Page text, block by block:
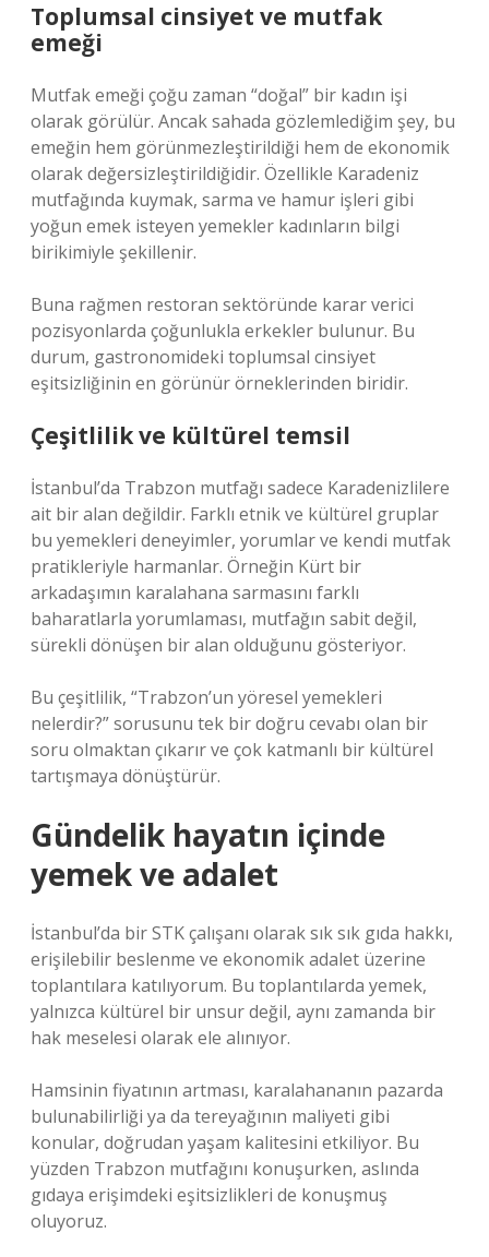
Toplumsal cinsiyet ve mutfak
emeği
Mutfak emeği çoğu zaman “doğal” bir kadın işi
olarak görülür. Ancak sahada gözlemlediğim şey, bu
emeğin hem görünmezleştirildiği hem de ekonomik
olarak değersizleştirildiğidir. Özellikle Karadeniz
mutfağında kuymak, sarma ve hamur işleri gibi
yoğun emek isteyen yemekler kadınların bilgi
birikimiyle şekillenir.
Buna rağmen restoran sektöründe karar verici
pozisyonlarda çoğunlukla erkekler bulunur. Bu
durum, gastronomideki toplumsal cinsiyet
eşitsizliğinin en görünür örneklerinden biridir.
Çeşitlilik ve kültürel temsil
İstanbul’da Trabzon mutfağı sadece Karadenizlilere
ait bir alan değildir. Farklı etnik ve kültürel gruplar
bu yemekleri deneyimler, yorumlar ve kendi mutfak
pratikleriyle harmanlar. Örneğin Kürt bir
arkadaşımın karalahana sarmasını farklı
baharatlarla yorumlaması, mutfağın sabit değil,
sürekli dönüşen bir alan olduğunu gösteriyor.
Bu çeşitlilik, “Trabzon’un yöresel yemekleri
nelerdir?” sorusunu tek bir doğru cevabı olan bir
soru olmaktan çıkarır ve çok katmanlı bir kültürel
tartışmaya dönüştürür.
Gündelik hayatın içinde
yemek ve adalet
İstanbul’da bir STK çalışanı olarak sık sık gıda hakkı,
erişilebilir beslenme ve ekonomik adalet üzerine
toplantılara katılıyorum. Bu toplantılarda yemek,
yalnızca kültürel bir unsur değil, aynı zamanda bir
hak meselesi olarak ele alınıyor.
Hamsinin fiyatının artması, karalahananın pazarda
bulunabilirliği ya da tereyağının maliyeti gibi
konular, doğrudan yaşam kalitesini etkiliyor. Bu
yüzden Trabzon mutfağını konuşurken, aslında
gıdaya erişimdeki eşitsizlikleri de konuşmuş
oluyoruz.